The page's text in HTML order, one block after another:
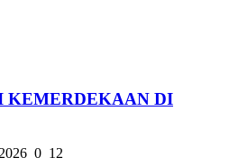
KEMERDEKAAN DI
0 12